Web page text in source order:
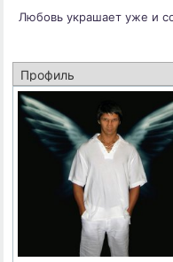
Любовь украшает уже и